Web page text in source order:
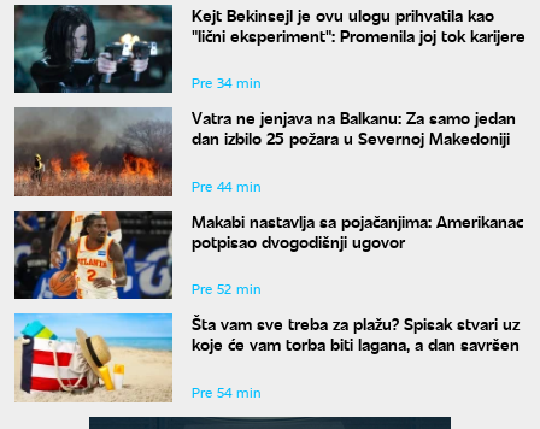
Kejt Bekinsejl je ovu ulogu prihvatila kao
"lični eksperiment": Promenila joj tok karijere
Pre 34 min
Vatra ne jenjava na Balkanu: Za samo jedan
dan izbilo 25 požara u Severnoj Makedoniji
Pre 44 min
Makabi nastavlja sa pojačanjima: Amerikanac
potpisao dvogodišnji ugovor
Pre 52 min
Šta vam sve treba za plažu? Spisak stvari uz
koje će vam torba biti lagana, a dan savršen
Pre 54 min